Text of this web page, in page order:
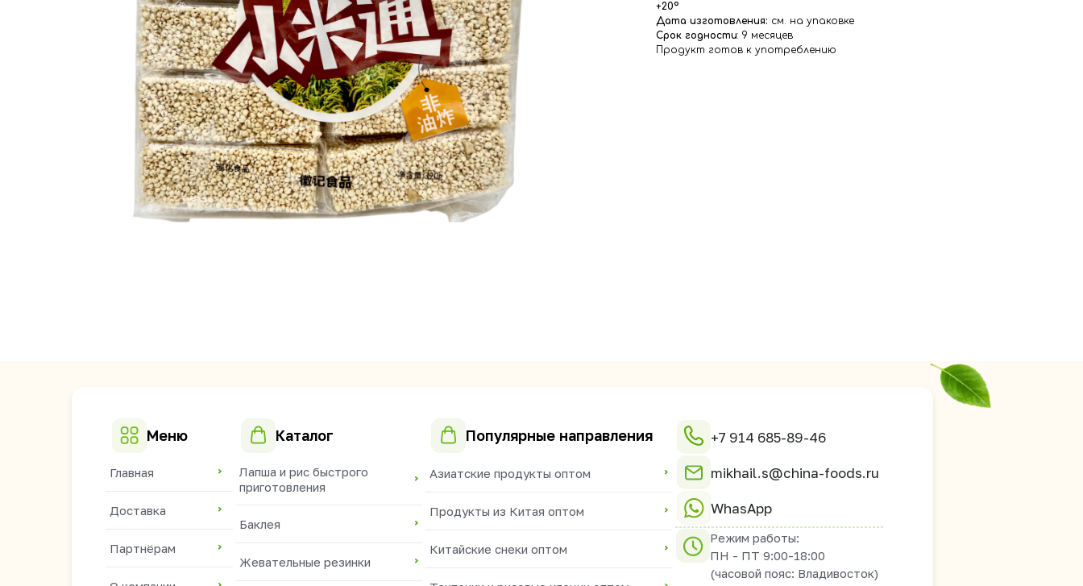
+20°
Дата изготовления: см. на упаковке
Срок годности: 9 месяцев
Продукт готов к употреблению
Меню
Главная
Доставка
Партнёрам
Каталог
Лапша и рис быстрого
приготовления
Баклея
Жевательные резинки
Популярные направления
Азиатские продукты оптом
Продукты из Китая оптом
Китайские снеки оптом
+7 914 685-89-46
mikhail.s@china-foods.ru
WhasApp
Режим работы:
ПН - ПТ 9:00-18:00
(часовой пояс: Владивосток)